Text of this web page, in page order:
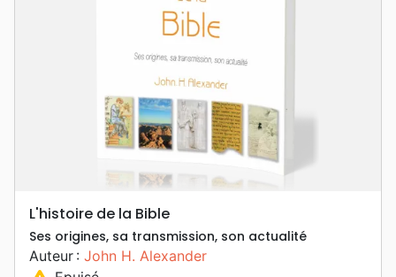
L'histoire de la Bible
Ses origines, sa transmission, son actualité
Auteur : John H. Alexander